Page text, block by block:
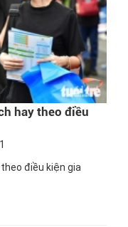
hay theo điều
điều kiện gia